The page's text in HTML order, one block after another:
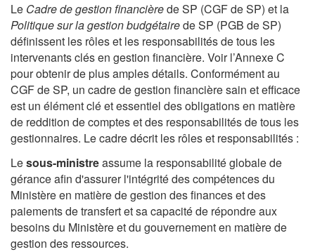
Le Cadre de gestion financièrede SP (CGF de SP) et la
Politique sur la gestion budgétairede SP (PGB de SP)
définissent les rôles et les responsabilités de tous les
intervenants clés en gestion financière. Voir l’Annexe C
pour obtenir de plus amples détails. Conformément au
CGF de SP, un cadre de gestion financière sain et efficace
est un élément clé et essentiel des obligations en matière
de reddition de comptes et des responsabilités de tous les
gestionnaires. Le cadre décrit les rôles et responsabilités :
Lesous-ministreassume la responsabilité globale de
gérance afin d'assurer l'intégrité des compétences du
Ministère en matière de gestion des finances et des
paiements de transfert et sa capacité de répondre aux
besoins du Ministère et du gouvernement en matière de
gestion des ressources.